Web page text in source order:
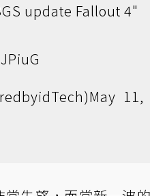
update Fallout 4"
May 11,